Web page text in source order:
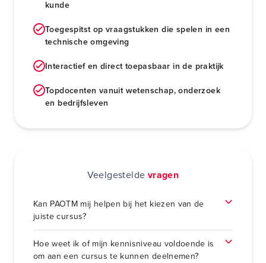
kunde
Toegespitst op vraagstukken die spelen in een
technische omgeving
Interactief en direct toepasbaar in de praktijk
Topdocenten vanuit wetenschap, onderzoek
en bedrijfsleven
Veelgestelde vragen
Kan PAOTM mij helpen bij het kiezen van de
juiste cursus?
Hoe weet ik of mijn kennisniveau voldoende is
om aan een cursus te kunnen deelnemen?